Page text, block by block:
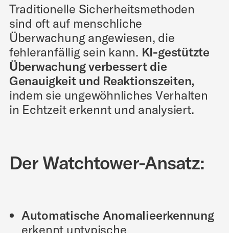
Traditionelle Sicherheitsmethoden
sind oft auf menschliche
Überwachung angewiesen, die
fehleranfällig sein kann. KI-gestützte
Überwachung verbessert die
Genauigkeit und Reaktionszeiten,
indem sie ungewöhnliches Verhalten
in Echtzeit erkennt und analysiert.
Der Watchtower-Ansatz:
Automatische Anomalieerkennung
erkennt untypische